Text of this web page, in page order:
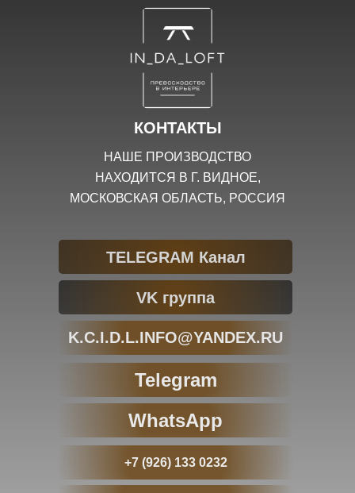
КОНТАКТЫ
НАШЕ ПРОИЗВОДСТВО
НАХОДИТСЯ В Г. ВИДНОЕ,
МОСКОВСКАЯ ОБЛАСТЬ, РОССИЯ
K.C.I.D.L.INFO@YANDEX.RU
TELEGRAM Канал
Telegram
WhatsApp
+7 (926) 133 0232
VK группа